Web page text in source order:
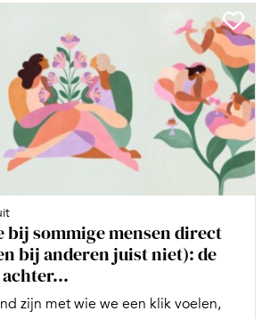
bij sommige mensen direct
bij anderen juist niet): de
zijn met wie we een klik voelen,